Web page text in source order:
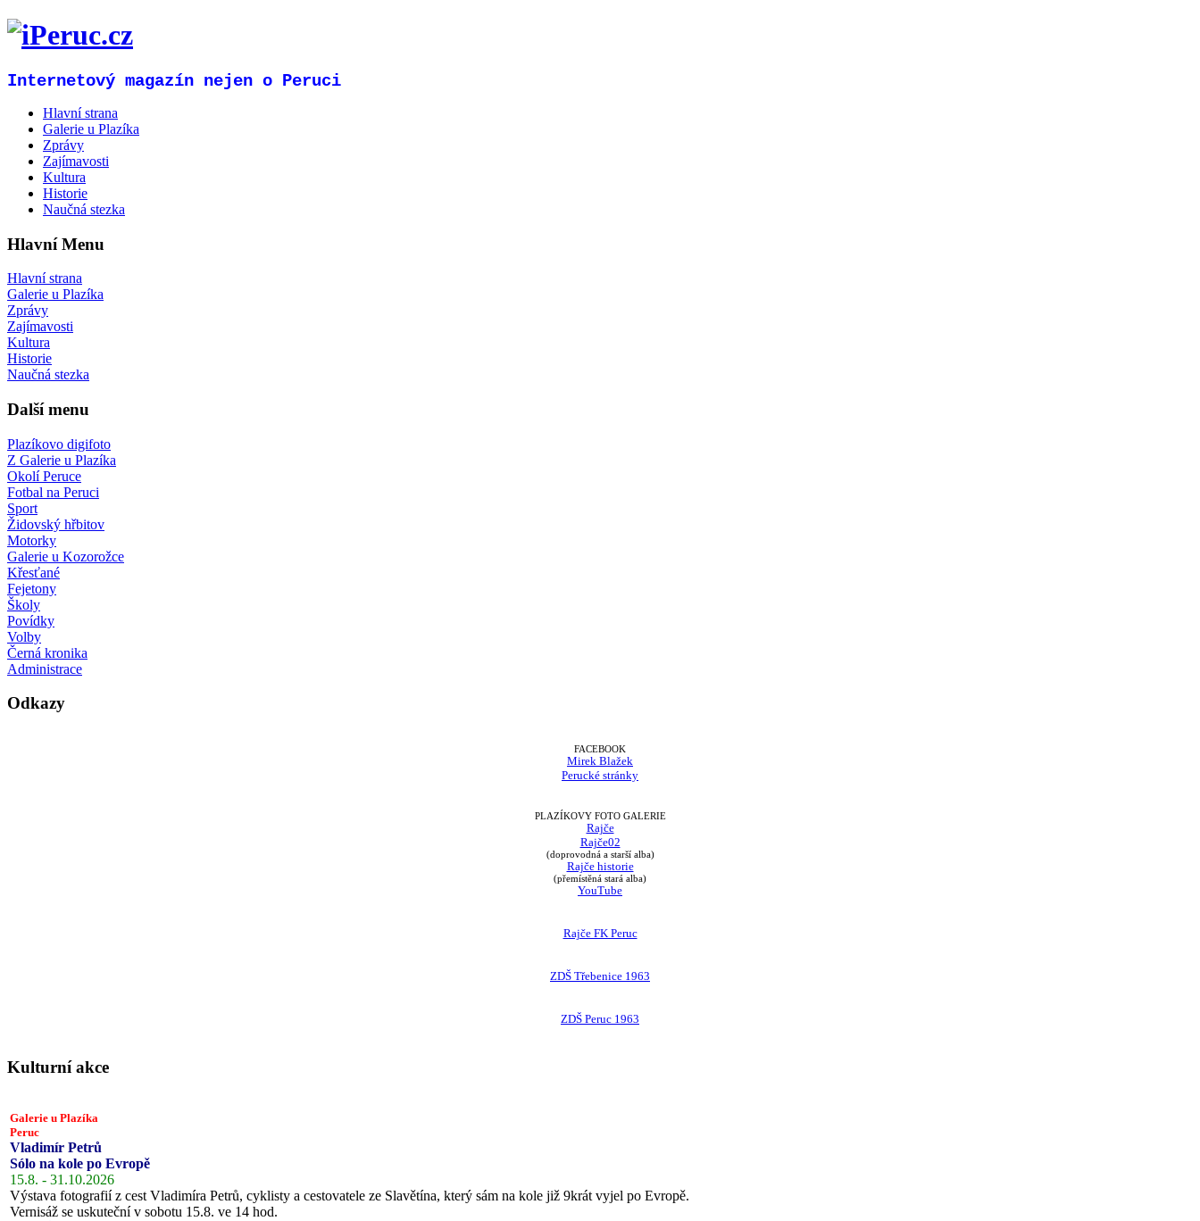
Internetový magazín nejen o Peruci
Hlavní strana
Galerie u Plazíka
Zprávy
Zajímavosti
Kultura
Historie
Naučná stezka
Hlavní Menu
Hlavní strana
Galerie u Plazíka
Zprávy
Zajímavosti
Kultura
Historie
Naučná stezka
Další menu
Plazíkovo digifoto
Z Galerie u Plazíka
Okolí Peruce
Fotbal na Peruci
Sport
Židovský hřbitov
Motorky
Galerie u Kozorožce
Křesťané
Fejetony
Školy
Povídky
Volby
Černá kronika
Administrace
Odkazy
FACEBOOK
Mirek Blažek
Perucké stránky
PLAZÍKOVY FOTO GALERIE
Rajče
Rajče02
(doprovodná a starší alba)
Rajče historie
(přemístěná stará alba)
YouTube
Rajče FK Peruc
ZDŠ Třebenice 1963
ZDŠ Peruc 1963
Kulturní akce
Galerie u Plazíka
Peruc
Vladimír Petrů
Sólo na kole po Evropě
15.8. - 31.10.2026
Výstava fotografií z cest Vladimíra Petrů, cyklisty a cestovatele ze Slavětína, který sám na kole již 9krát vyjel po Evropě.
Vernisáž se uskuteční v sobotu 15.8. ve 14 hod.